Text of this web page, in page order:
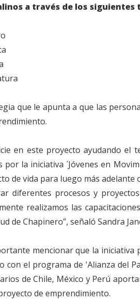
a través de los siguientes
que le apunta a que las
en este proyecto ayudando el
por la iniciativa ´Jóvenes en
de vida para luego más
diferentes procesos y
realizamos las
de Chapinero”, señaló Sandra
mencionar que la
con el programa de 'Alianza del
de Chile, México y Perú
de emprendimiento.